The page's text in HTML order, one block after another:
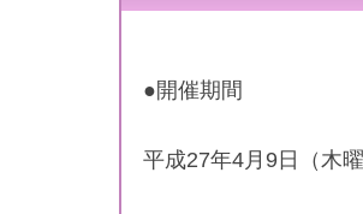
●開催期間
平成27年4月9日（木